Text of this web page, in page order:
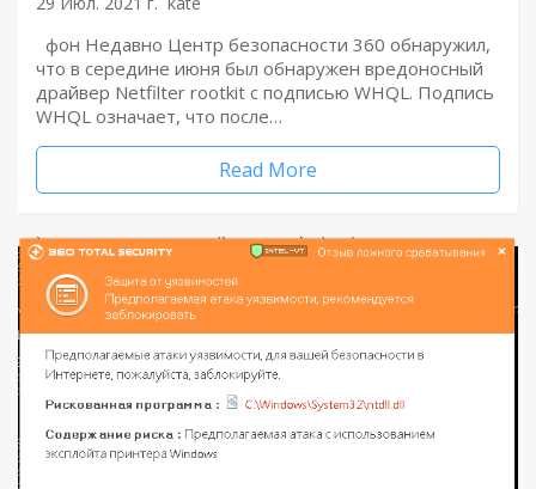
фон Недавно Центр безопасности 360 обнаружил,
что в середине июня был обнаружен вредоносный
драйвер Netfilter rootkit с подписью WHQL. Подпись
WHQL означает, что после…
Read More